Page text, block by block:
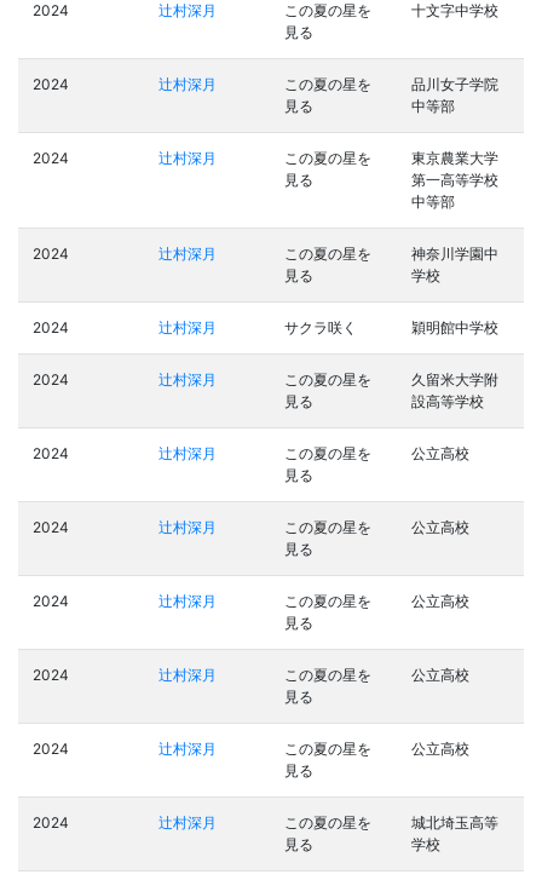
2024 辻村深月
この夏の星を
見る
十文字中学校
2024 辻村深月
この夏の星を
見る
品川女子学院
中等部
2024 辻村深月
この夏の星を
見る
東京農業大学
第一高等学校
中等部
2024 辻村深月
この夏の星を
見る
神奈川学園中
学校
2024 辻村深月 サクラ咲く 穎明館中学校
2024 辻村深月
この夏の星を
見る
久留米大学附
設高等学校
2024 辻村深月
この夏の星を
見る
公立高校
2024 辻村深月
この夏の星を
見る
公立高校
2024 辻村深月
この夏の星を
見る
公立高校
2024 辻村深月
この夏の星を
見る
公立高校
2024 辻村深月
この夏の星を
見る
公立高校
2024 辻村深月
この夏の星を
見る
城北埼玉高等
学校